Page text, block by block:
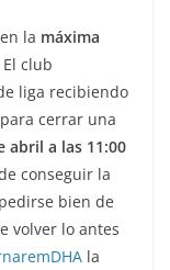
en la máxima
El club
liga recibiendo
para cerrar una
abril a las 11:00
conseguir la
bien de
volver lo antes
la